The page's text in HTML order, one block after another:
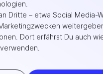
Dritte – etwa Social Media-
Dort erfährst Du auch
zentrale Treiber der
und
was sich